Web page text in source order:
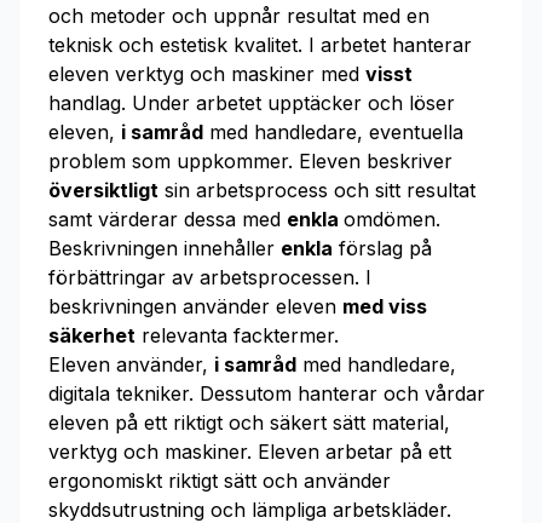
och metoder och uppnår resultat med en
teknisk och estetisk kvalitet. I arbetet hanterar
eleven verktyg och maskiner med visst
handlag. Under arbetet upptäcker och löser
eleven, i samråd med handledare, eventuella
problem som uppkommer. Eleven beskriver
översiktligt sin arbetsprocess och sitt resultat
samt värderar dessa med enkla omdömen.
Beskrivningen innehåller enkla förslag på
förbättringar av arbetsprocessen. I
beskrivningen använder eleven med viss
säkerhet relevanta facktermer.
Eleven använder, i samråd med handledare,
digitala tekniker. Dessutom hanterar och vårdar
eleven på ett riktigt och säkert sätt material,
verktyg och maskiner. Eleven arbetar på ett
ergonomiskt riktigt sätt och använder
skyddsutrustning och lämpliga arbetskläder.